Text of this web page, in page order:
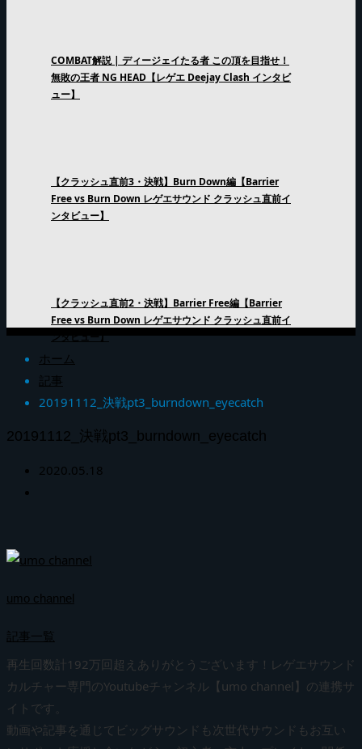
COMBAT解説 | ディージェイたる者 この頂を目指せ！
無敗の王者 NG HEAD【レゲエ Deejay Clash インタビ
ュー】
【クラッシュ直前3・決戦】Burn Down編【Barrier
Free vs Burn Down レゲエサウンド クラッシュ直前イ
ンタビュー】
【クラッシュ直前2・決戦】Barrier Free編【Barrier
Free vs Burn Down レゲエサウンド クラッシュ直前イ
ンタビュー】
ホーム
記事
20191112_決戦pt3_burndown_eyecatch
20191112_決戦pt3_burndown_eyecatch
2020.05.18
umo channel
記事一覧
再生回数計192万回超えありがとうございます！レゲエサウンド
カルチャー専門のYoutubeチャンネル【umo channel】の連携サ
イトです。
動画や記事を通じてビッグサウンドも次世代サウンドもお互い